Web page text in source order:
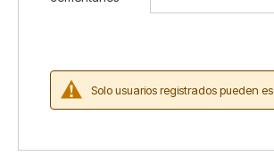
Solo usuarios registrados pueden